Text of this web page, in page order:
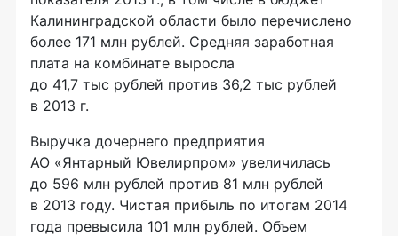
Калининградской области было перечислено
более 171 млн рублей. Средняя заработная
плата на комбинате выросла
до 41,7 тыс рублей против 36,2 тыс рублей
в 2013 г.
Выручка дочернего предприятия
АО «Янтарный Ювелирпром» увеличилась
до 596 млн рублей против 81 млн рублей
в 2013 году. Чистая прибыль по итогам 2014
года превысила 101 млн рублей. Объем